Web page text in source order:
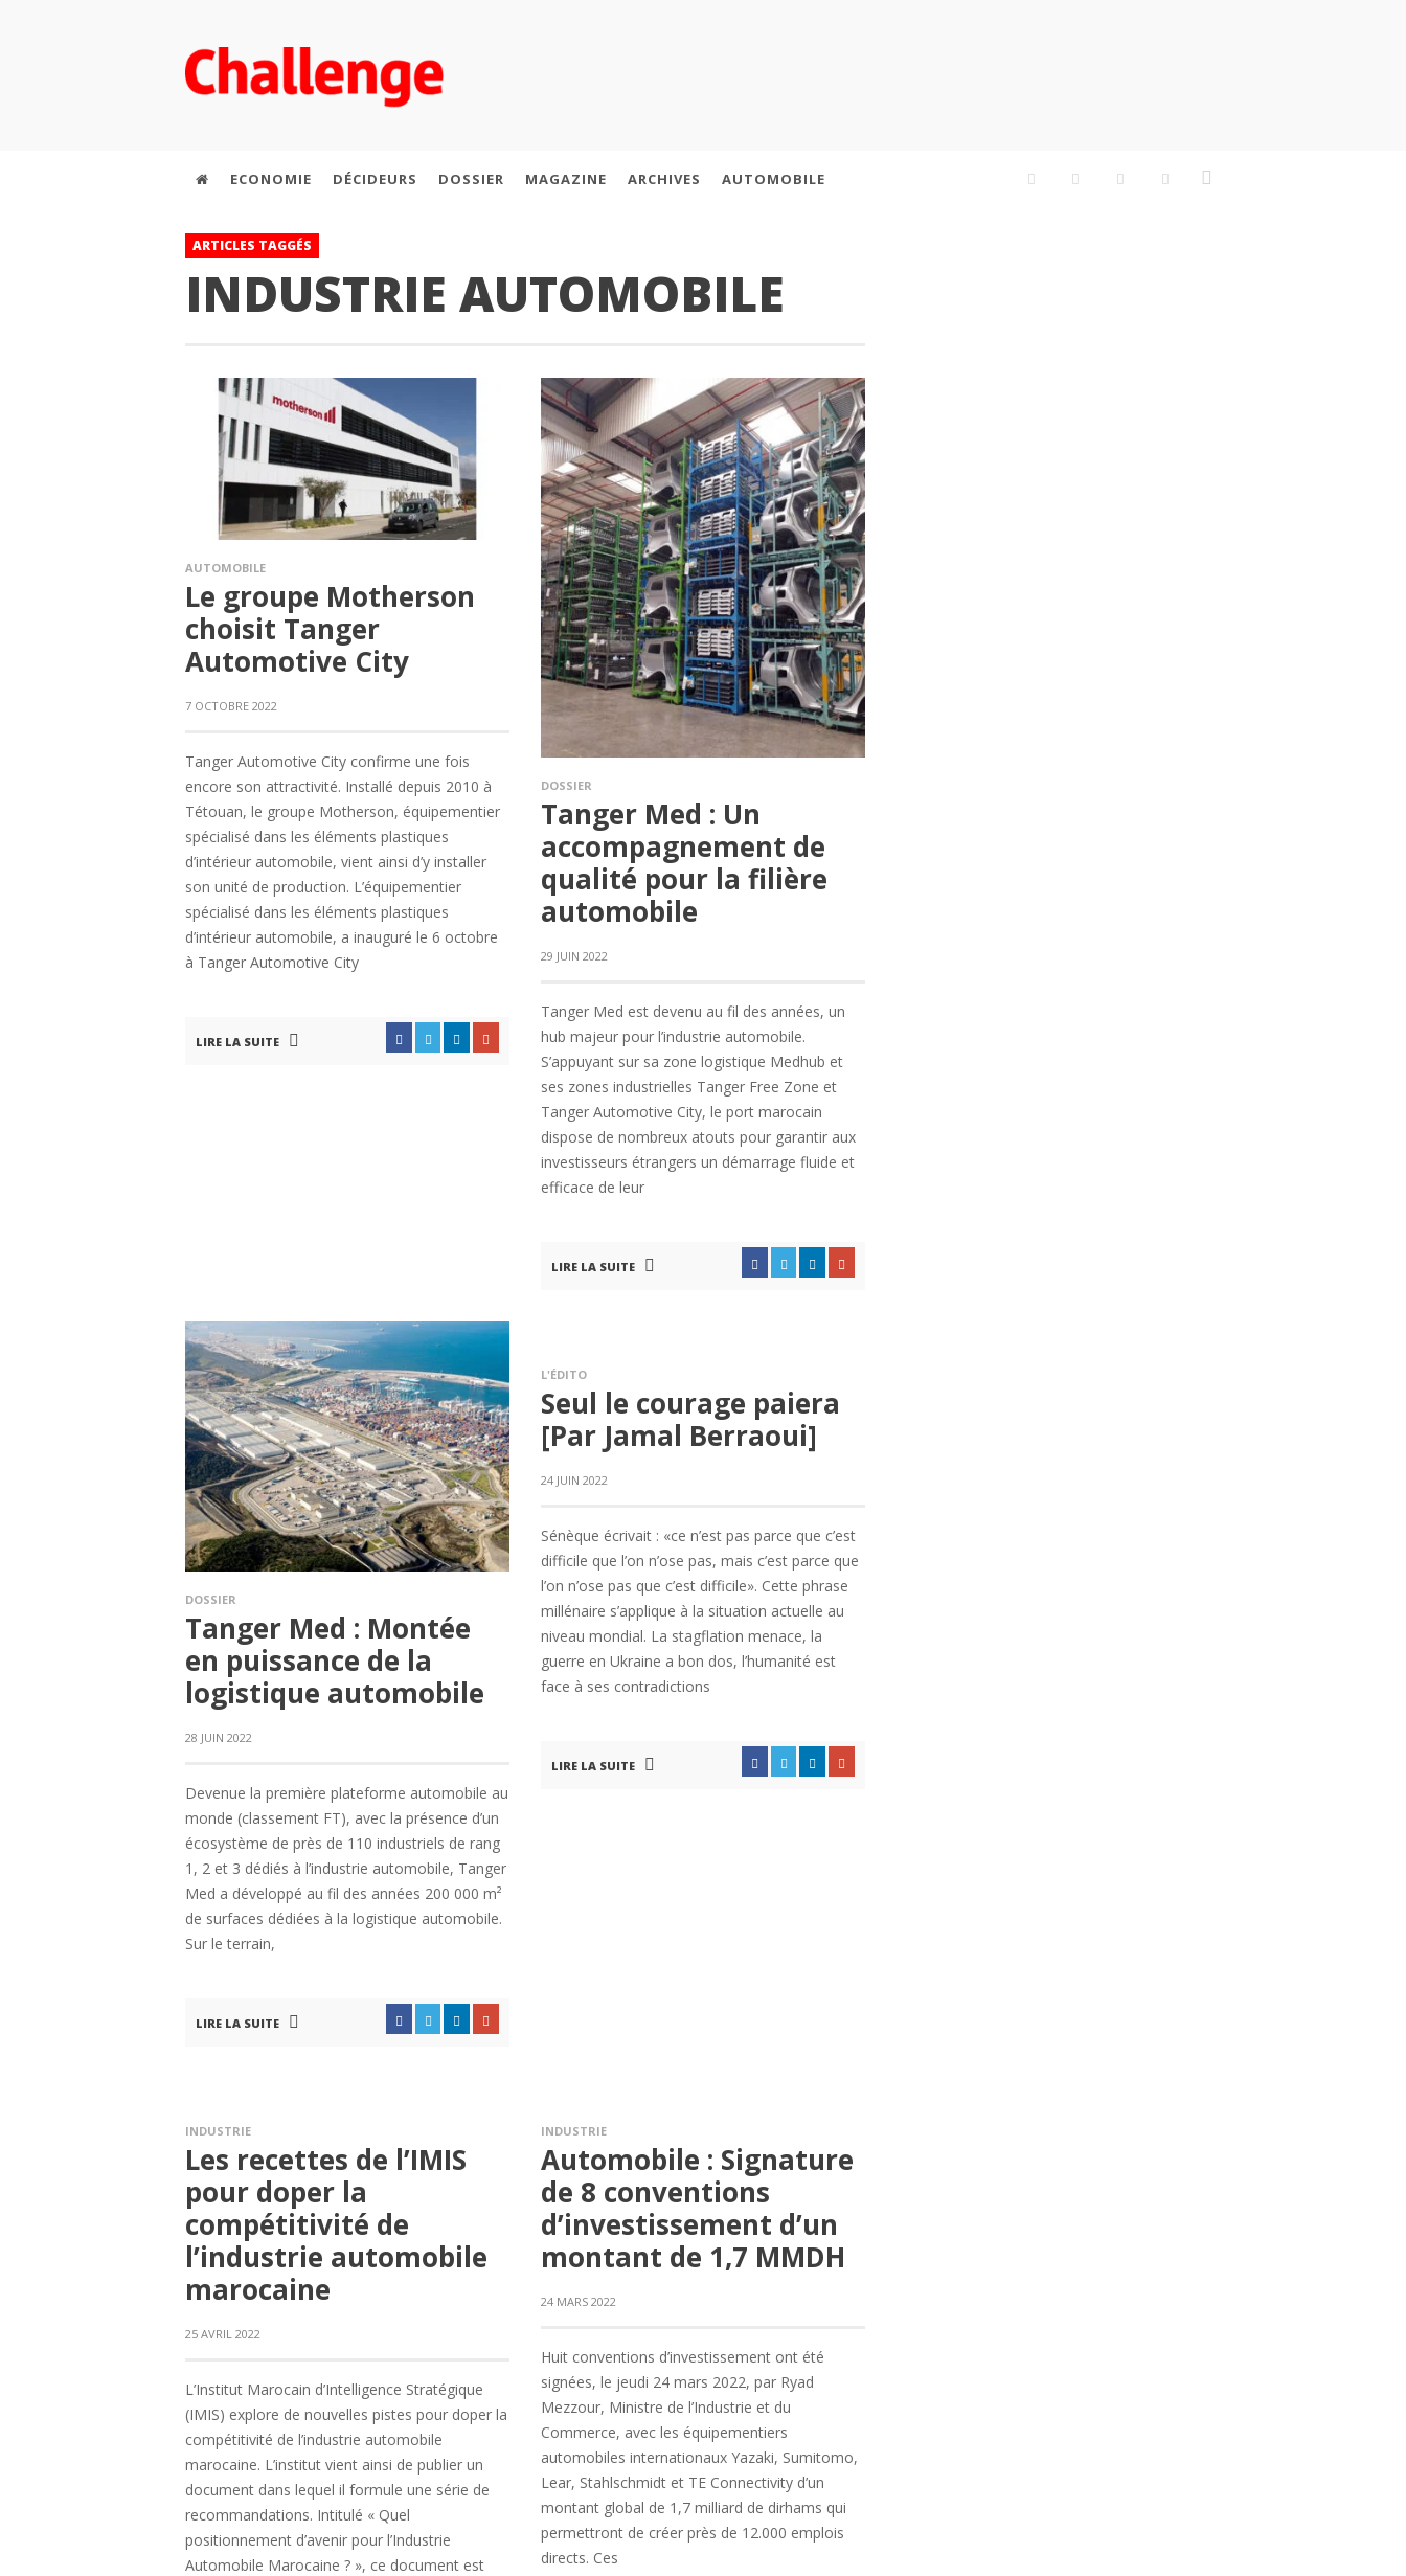
ECONOMIE DÉCIDEURS DOSSIER MAGAZINE ARCHIVES AUTOMOBILE
ARTICLES TAGGÉS
INDUSTRIE AUTOMOBILE
AUTOMOBILE
Le groupe Motherson
choisit Tanger
Automotive City
7 OCTOBRE 2022
Tanger Automotive City confirme une fois
encore son attractivité. Installé depuis 2010 à
Tétouan, le groupe Motherson, équipementier
spécialisé dans les éléments plastiques
d’intérieur automobile, vient ainsi d’y installer
son unité de production. L’équipementier
spécialisé dans les éléments plastiques
d’intérieur automobile, a inauguré le 6 octobre
à Tanger Automotive City
LIRE LA SUITE
DOSSIER
Tanger Med : Un
accompagnement de
qualité pour la filière
automobile
29 JUIN 2022
Tanger Med est devenu au fil des années, un
hub majeur pour l’industrie automobile.
S’appuyant sur sa zone logistique Medhub et
ses zones industrielles Tanger Free Zone et
Tanger Automotive City, le port marocain
dispose de nombreux atouts pour garantir aux
investisseurs étrangers un démarrage fluide et
efficace de leur
LIRE LA SUITE
DOSSIER
Tanger Med : Montée
en puissance de la
logistique automobile
28 JUIN 2022
Devenue la première plateforme automobile au
monde (classement FT), avec la présence d’un
écosystème de près de 110 industriels de rang
1, 2 et 3 dédiés à l’industrie automobile, Tanger
Med a développé au fil des années 200 000 m²
de surfaces dédiées à la logistique automobile.
Sur le terrain,
LIRE LA SUITE
L'ÉDITO
Seul le courage paiera
[Par Jamal Berraoui]
24 JUIN 2022
Sénèque écrivait : «ce n’est pas parce que c’est
difficile que l’on n’ose pas, mais c’est parce que
l’on n’ose pas que c’est difficile». Cette phrase
millénaire s’applique à la situation actuelle au
niveau mondial. La stagflation menace, la
guerre en Ukraine a bon dos, l’humanité est
face à ses contradictions
LIRE LA SUITE
INDUSTRIE
Les recettes de l’IMIS
pour doper la
compétitivité de
l’industrie automobile
marocaine
25 AVRIL 2022
L’Institut Marocain d’Intelligence Stratégique
(IMIS) explore de nouvelles pistes pour doper la
compétitivité de l’industrie automobile
marocaine. L’institut vient ainsi de publier un
document dans lequel il formule une série de
recommandations. Intitulé « Quel
positionnement d’avenir pour l’Industrie
Automobile Marocaine ? », ce document est
INDUSTRIE
Automobile : Signature
de 8 conventions
d’investissement d’un
montant de 1,7 MMDH
24 MARS 2022
Huit conventions d’investissement ont été
signées, le jeudi 24 mars 2022, par Ryad
Mezzour, Ministre de l’Industrie et du
Commerce, avec les équipementiers
automobiles internationaux Yazaki, Sumitomo,
Lear, Stahlschmidt et TE Connectivity d’un
montant global de 1,7 milliard de dirhams qui
permettront de créer près de 12.000 emplois
directs. Ces